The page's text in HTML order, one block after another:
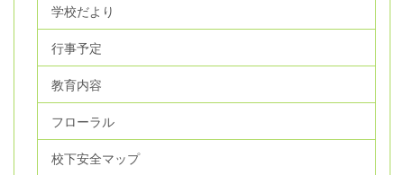
学校だより
行事予定
教育内容
フローラル
校下安全マップ